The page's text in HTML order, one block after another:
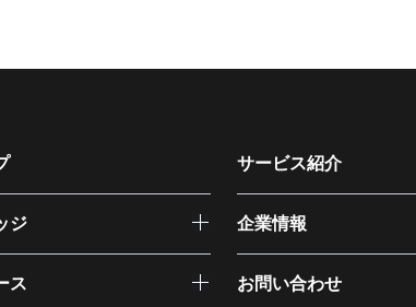
サービス紹介
ジ 企業情報
ス お問い合わせ